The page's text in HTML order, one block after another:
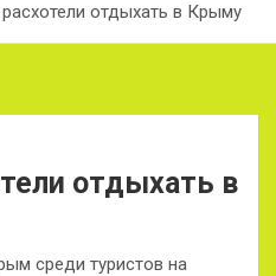
отдыхать в Крыму
отдыхать в
среди туристов на